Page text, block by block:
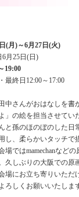
(月)～6月27日(火)
6月25日(日)
19:00
最終日12:00～17:00
中さんがおはなしを書
」の絵を担当させてい
と孫のほのぼのした日
し、柔らかいタッチで
場ではmamechanなど
久しぶりの大阪での原
場にお立ち寄りいただ
ろしくお願いいたしま